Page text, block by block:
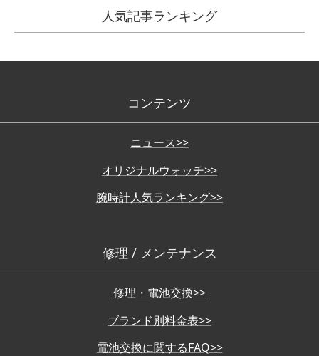
人気記事ランキング
コンテンツ
ニュース>>
オリジナルウォッチ>>
腕時計人気ランキング>>
修理 / メンテナンス
修理・電池交換>>
ブランド別料金表>>
電池交換に関するFAQ>>